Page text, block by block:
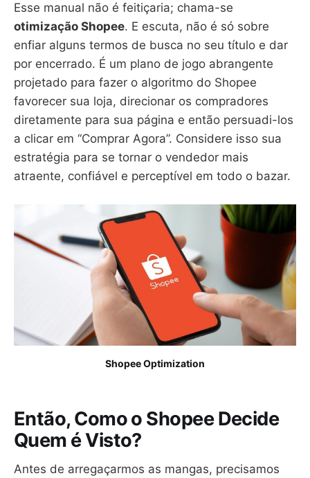
Esse manual não é feitiçaria; chama-se
otimização Shopee. E escuta, não é só sobre
enfiar alguns termos de busca no seu título e dar
por encerrado. É um plano de jogo abrangente
projetado para fazer o algoritmo do Shopee
favorecer sua loja, direcionar os compradores
diretamente para sua página e então persuadi-los
a clicar em “Comprar Agora”. Considere isso sua
estratégia para se tornar o vendedor mais
atraente, confiável e perceptível em todo o bazar.
Shopee Optimization
Então, Como o Shopee Decide
Quem é Visto?
Antes de arregaçarmos as mangas, precisamos